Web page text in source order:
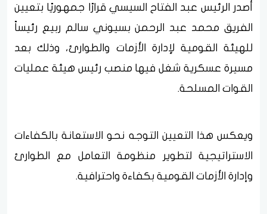
أصدر الرئيس عبد الفتاح السيسي قرارًا جمهوريًا بتعيين
الفريق محمد عبد الرحمن بسيوني سالم ربيع رئيساً
للهيئة القومية لإدارة الأزمات والطوارئ، وذلك بعد
مسيرة عسكرية شغل فيها منصب رئيس هيئة عمليات
القوات المسلحة.
ويعكس هذا التعيين التوجه نحو الاستعانة بالكفاءات
الاستراتيجية لتطوير منظومة التعامل مع الطوارئ
وإدارة الأزمات القومية بكفاءة واحترافية.